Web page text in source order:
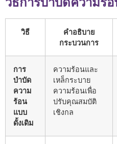
วิธี
คำอธิบาย
กระบวนการ
การ
บำบัด
ความ
ร้อน
แบบ
ดั้งเดิม
ความร้อนและ
เหล็กระบาย
ความร้อนเพื่อ
ปรับคุณสมบัติ
เชิงกล